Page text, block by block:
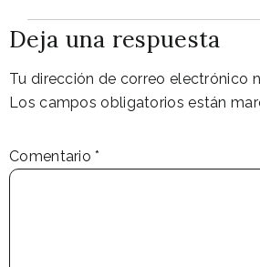
Deja una respuesta
Tu dirección de correo electrónico
Los campos obligatorios están
Comentario*